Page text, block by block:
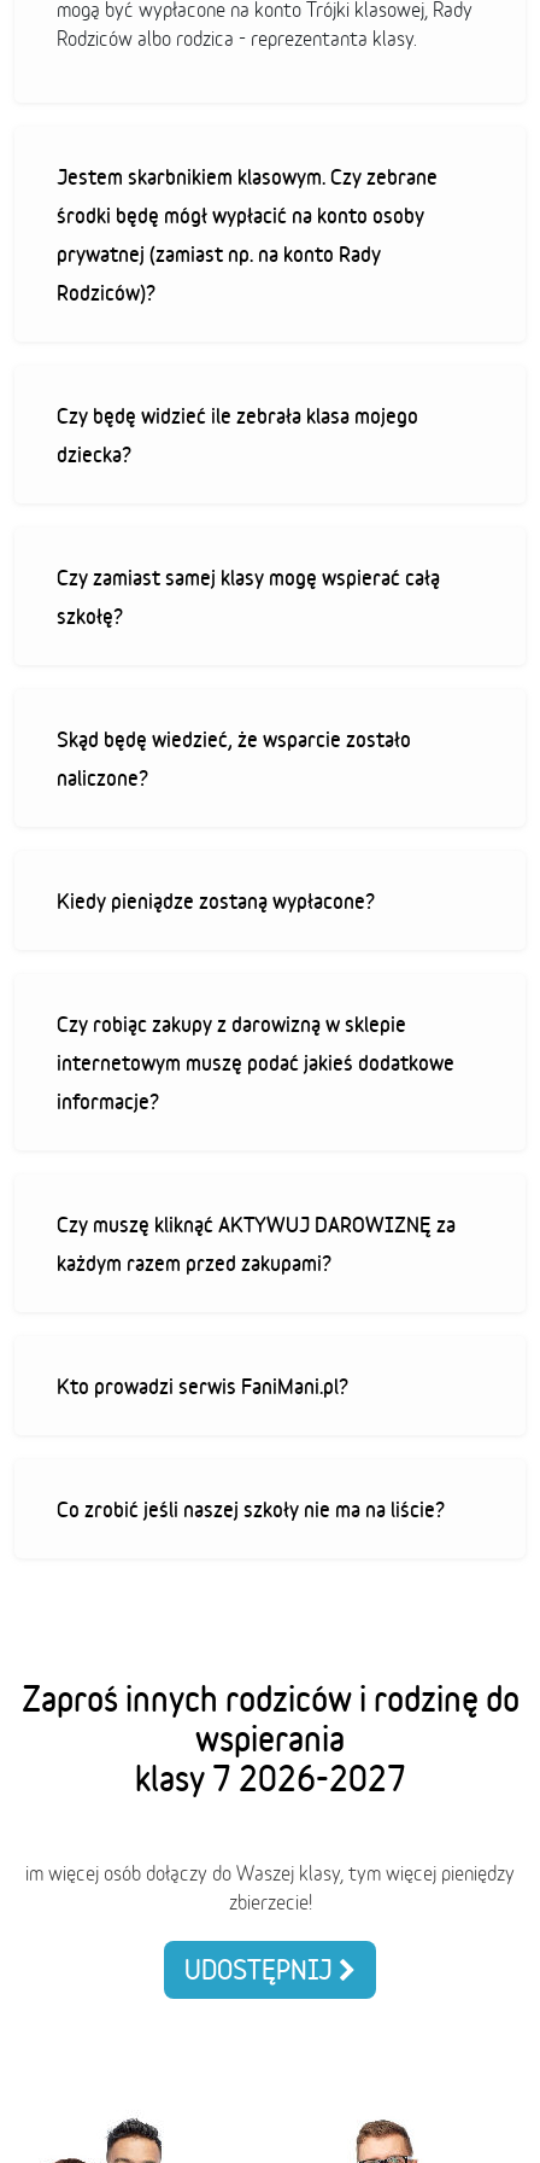
mogą być wypłacone na konto Trójki klasowej, Rady
Rodziców albo rodzica - reprezentanta klasy.
Jestem skarbnikiem klasowym. Czy zebrane
środki będę mógł wypłacić na konto osoby
prywatnej (zamiast np. na konto Rady
Rodziców)?
Czy będę widzieć ile zebrała klasa mojego
dziecka?
Czy zamiast samej klasy mogę wspierać całą
szkołę?
Skąd będę wiedzieć, że wsparcie zostało
naliczone?
Kiedy pieniądze zostaną wypłacone?
Czy robiąc zakupy z darowizną w sklepie
internetowym muszę podać jakieś dodatkowe
informacje?
Czy muszę kliknąć AKTYWUJ DAROWIZNĘ za
każdym razem przed zakupami?
Kto prowadzi serwis FaniMani.pl?
Co zrobić jeśli naszej szkoły nie ma na liście?
Zaproś innych rodziców i rodzinę do
wspierania
klasy 7 2026-2027
im więcej osób dołączy do Waszej klasy, tym więcej pieniędzy
zbierzecie!
UDOSTĘPNIJ